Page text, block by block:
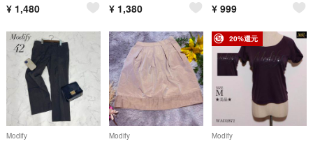
¥ 1,480 ¥ 1,380 ¥ 999
Modify Modify
20%還元
Modify